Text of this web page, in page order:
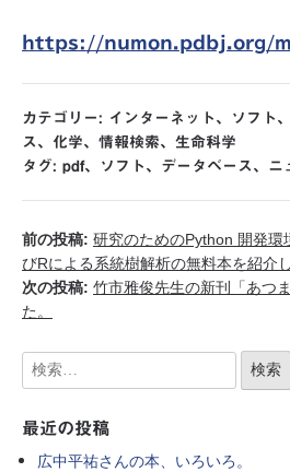
https://numon.pdbj.org/
カテゴリー: インターネット 、 ソフト 、
ス 、 化学、 情報検索、 生命科学
タグ: pdf、 ソフト 、 データベース 、 ニ
前の投稿: 研究のためのPython 開発環
びRによる系統樹解析の無料本を紹介し
次の投稿: 竹市雅俊先生の新刊「あつ
た。
最近の投稿
広中平祐さんの本、いろいろ。